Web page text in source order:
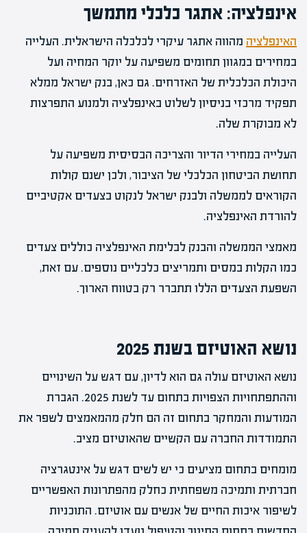
אינפלציה: אתגר כלכלי מתמשך
האינפלציה מהווה אתגר עיקרי לכלכלה הישראלית. העלייה
במחירים במגוון תחומים משפיעה על יוקר המחיה ועל
היכולת הכלכלית של האזרחים. גם כאן, בנק ישראל ממלא
תפקיד מרכזי בניסיון לשלוט באינפלציה ולמנוע התפרצות
לא מבוקרת שלה.
העלייה במחירי הדיור והצריכה הבסיסית משפיעה על
תחושת הביטחון הכלכלי של הציבור, ולכן ישנם קולות
הקוראים לממשלה ולבנק ישראל לנקוט בצעדים אקטיביים
להורדת האינפלציה.
מאמצי הממשלה והבנק לבלימת האינפלציה כוללים צעדים
כמו הקלות במסים ותמריצים כלכליים נוספים. עם זאת,
השפעת הצעדים הללו תתברר רק בטווח הארוך.
נושא האוטיזם בשנת 2025
נושא האוטיזם עולה גם הוא לדיון, עם דגש על השינויים
וההתפתחויות הצפויות בתחום עד לשנת 2025. הגברת
המודעות והמחקר בתחום זה הם חלק מהמאמצים לשפר את
התמודדות החברה עם הקשיים שהאוטיזם מציב.
מומחים בתחום מציעים כי יש לשים דגש על אינטגרציה
חברתית ותמיכה משפחתית כחלק מהפתרונות האפשריים
לשיפור איכות החיים של אנשים עם אוטיזם. התוכניות